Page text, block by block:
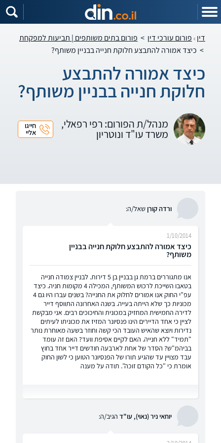
דין פורום עורכי דין > פורום בתים משותפים | תביעות למפקחת
> כיצד אמורה להתבצע חלוקת חנייה בבניין משותף?
כיצד אמורה להתבצע
חלוקת חנייה בבניין משותף?
מנהל/ת הפורום: רפי רפאלי,
משרד עו"ד ונוטריון
חייגו
אליי
ורדה קורןשאל/ה:
כיצד אמורה להתבצע חלוקת חנייה בבניין
משותף?
1/10/2014
אנו מתגוררים ברמת גן בבניין בן 5 דירות. לבניין צמודה חנייה
בטאבו השייכת לרכוש המשותף, המכילה 4 מקומות חניה. כיצד
עפ"י החוק אנו אמורים לחלוק את החנייה? בשנים עברו היו גם 4
מכוניות כך שלא הייתה בעייה. בשנה האחרונה התווסף דייר
לדירה החמישית המחזיק במכונית והחיכוכים רבים. אני מבקשת
לציין כי אחד הדיירים הינו פנסיונר המזיז את מכוניתו לעיתים
נדירות ויוצא שהאיש העובד הכי קשה וחוזר בשעה מאוחרת נותר
"תמיד" ללא חנייה. האם לקיים אסיפת וועד? האם זה עומד
בביהמ"ש? הסדר של אחת לארבעה חודשים דייר אחד בחוץ
עבד מצויין עד שהגיע תורו של הפנסיונר הטוען כי לשון החוק
אומרת כי "כל הקודם זוכה". תודה על מענה
יוחאי ניר (נאוי), עו"ד הגיב/ה: